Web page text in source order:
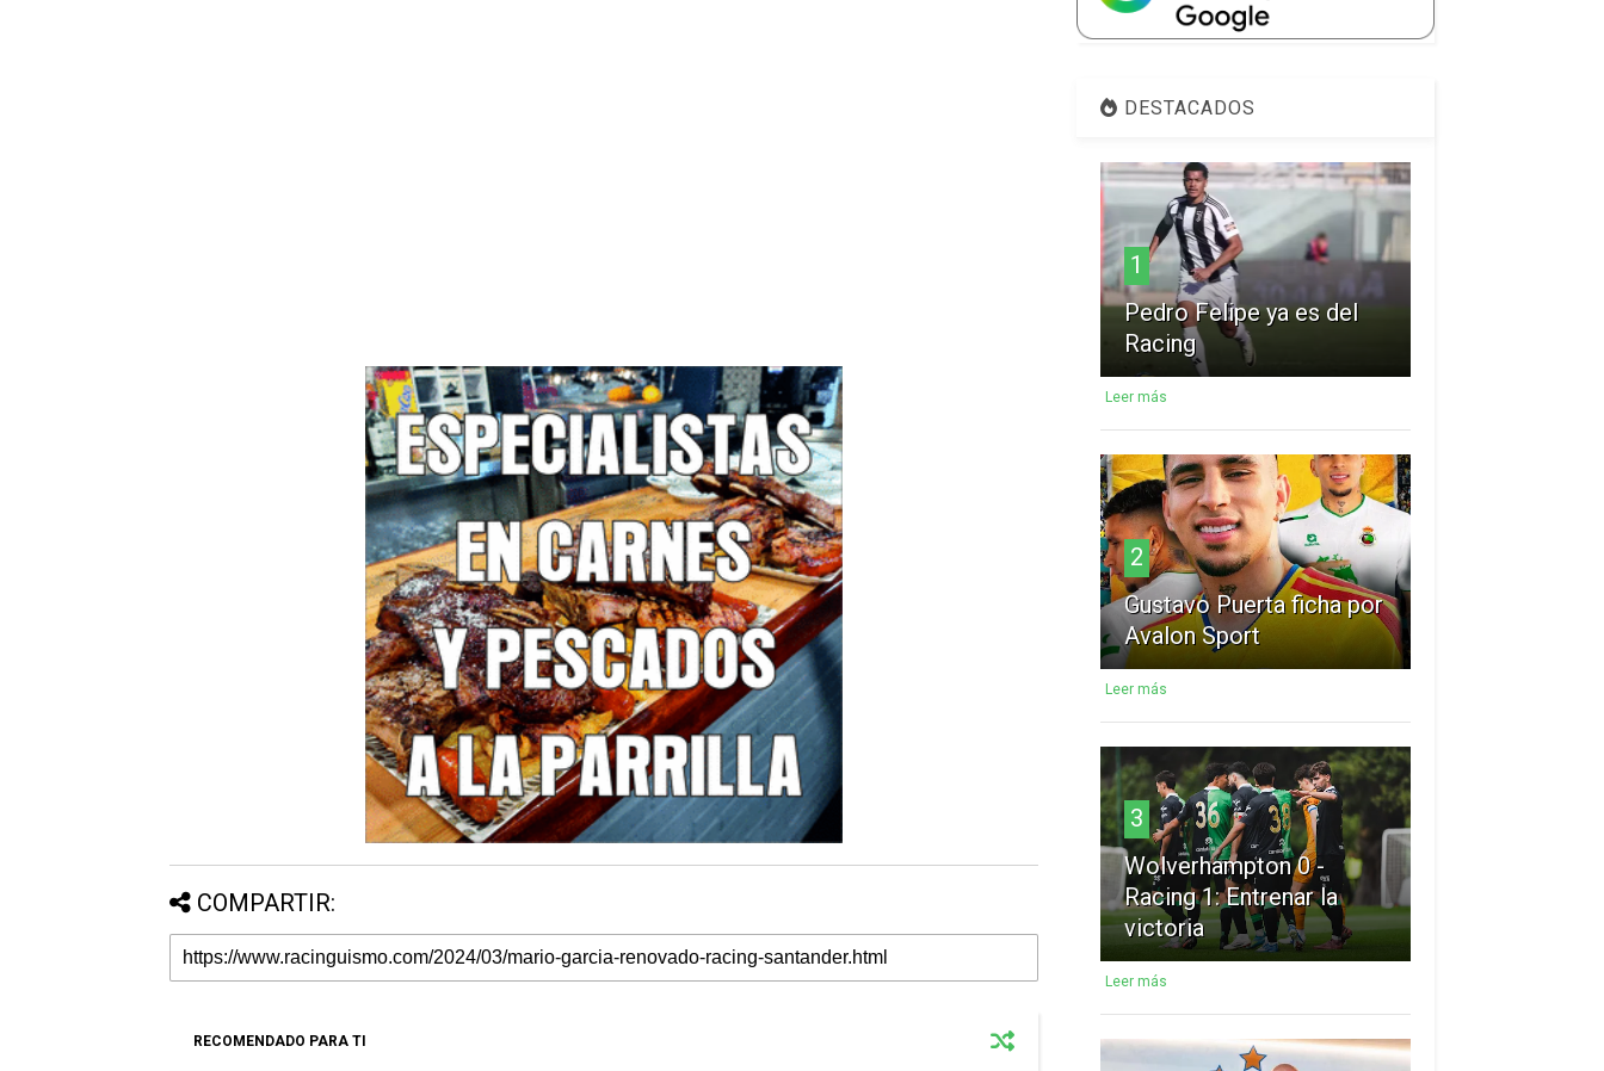
COMPARTIR:
RECOMENDADO PARA TI
DESTACADOS
1
Pedro Felipe ya es del
Racing
Leer más
2
Gustavo Puerta ficha por
Avalon Sport
Leer más
3
Wolverhampton 0 -
Racing 1: Entrenar la
victoria
Leer más